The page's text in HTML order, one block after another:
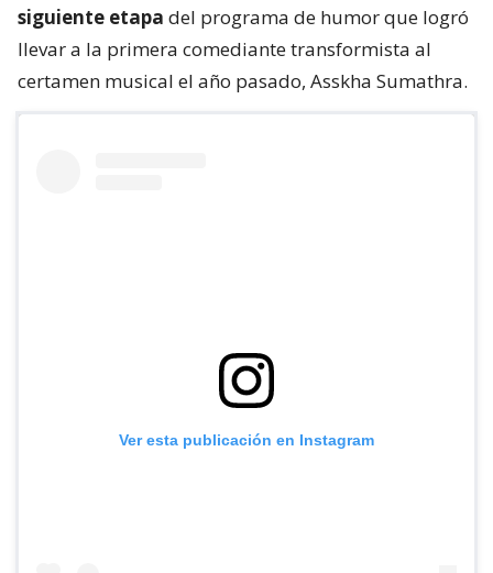
siguiente etapa del programa de humor que logró
llevar a la primera comediante transformista al
certamen musical el año pasado, Asskha Sumathra.
Ver esta publicación en Instagram